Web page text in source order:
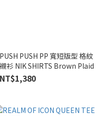
PUSH PUSH PP 寬短版型 格紋
襯衫 NIK SHIRTS Brown Plaid
NT$1,380